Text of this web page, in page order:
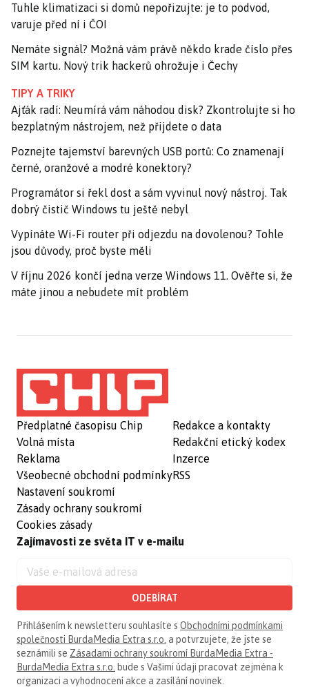
Tuhle klimatizaci si domů nepořizujte: je to podvod,
varuje před ní i ČOI
Nemáte signál? Možná vám právě někdo krade číslo přes
SIM kartu. Nový trik hackerů ohrožuje i Čechy
TIPY A TRIKY
Ajťák radí: Neumírá vám náhodou disk? Zkontrolujte si ho
bezplatným nástrojem, než přijdete o data
Poznejte tajemství barevných USB portů: Co znamenají
černé, oranžové a modré konektory?
Programátor si řekl dost a sám vyvinul nový nástroj. Tak
dobrý čistič Windows tu ještě nebyl
Vypínáte Wi-Fi router při odjezdu na dovolenou? Tohle
jsou důvody, proč byste měli
V říjnu 2026 končí jedna verze Windows 11. Ověřte si, že
máte jinou a nebudete mít problém
Předplatné časopisu Chip
Volná místa
Reklama
Všeobecné obchodní podmínky
Nastavení soukromí
Zásady ochrany soukromí
Cookies zásady
Redakce a kontakty
Redakční etický kodex
Inzerce
RSS
Zajímavosti ze světa IT v e-mailu
ODEBÍRAT
Přihlášením k newsletteru souhlasíte s Obchodními podmínkami
společnosti BurdaMedia Extra s.r.o. a potvrzujete, že jste se
seznámili se Zásadami ochrany soukromí BurdaMedia Extra -
BurdaMedia Extra s.r.o. bude s Vašimi údaji pracovat zejména k
organizaci a vyhodnocení akce a zasílání novinek.